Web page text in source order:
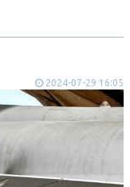
2024-07-29 16:05